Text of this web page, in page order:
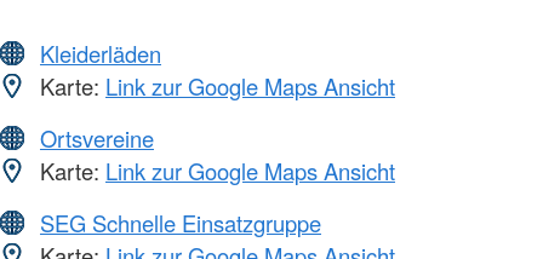
Kleiderläden
Karte: Link zur Google Maps Ansicht
Ortsvereine
Karte: Link zur Google Maps Ansicht
SEG Schnelle Einsatzgruppe